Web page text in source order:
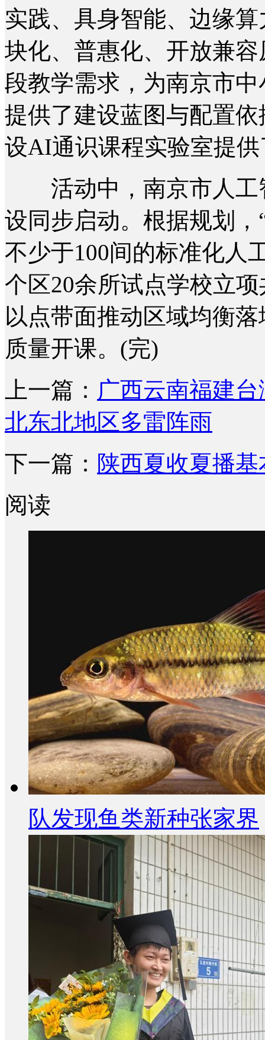
实践、具身智能、边缘
块化、普惠化、开放兼
段教学需求，为南京市
提供了建设蓝图与配置
设AI通识课程实验室提
活动中，南京市人工
设同步启动。根据规划
不少于100间的标准化人
个区20余所试点学校立
以点带面推动区域均衡
质量开课。(完)
上一篇： 广西云南福建
北东北地区多雷阵雨
下一篇： 陕西夏收夏播
阅读
队发现鱼类新种张家界